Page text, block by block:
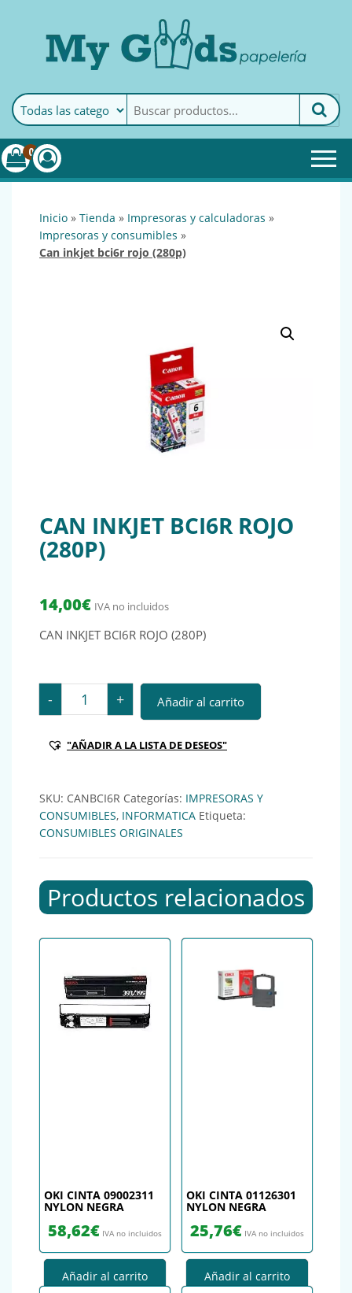
MyGoods · PapeleríaMy Goods es tu papelería
online de confianza. Podrás
encontrar todo lo necesario
0
inicio » tienda » impresoras y calculadoras »
impresoras y consumibles »
can inkjet bci6r rojo (280p)
CAN INKJET BCI6R ROJO
(280P)
14,00€ IVA no incluidos
CAN INKJET BCI6R ROJO (280P)
- CAN INKJET BCI6R ROJO (280P) cantidad
+ Añadir al carrito
"AÑADIR A LA LISTA DE DESEOS"
SKU: CANBCI6R Categorías: IMPRESORAS Y
CONSUMIBLES, INFORMATICA Etiqueta:
CONSUMIBLES ORIGINALES
Productos relacionados
OKI CINTA 09002311
NYLON NEGRA
58,62€ IVA no incluidos
Añadir al carrito
OKI CINTA 01126301
NYLON NEGRA
25,76€ IVA no incluidos
Añadir al carrito